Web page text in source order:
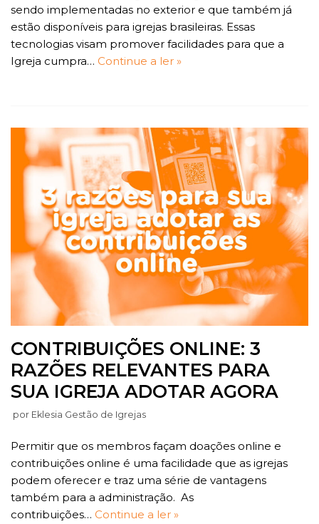
sendo implementadas no exterior e que também já
estão disponíveis para igrejas brasileiras. Essas
tecnologias visam promover facilidades para que a
Igreja cumpra… Continue a ler »
CONTRIBUIÇÕES ONLINE: 3
RAZÕES RELEVANTES PARA
SUA IGREJA ADOTAR AGORA
por Eklesia Gestão de Igrejas
Permitir que os membros façam doações online e
contribuições online é uma facilidade que as igrejas
podem oferecer e traz uma série de vantagens
também para a administração. As
contribuições… Continue a ler »